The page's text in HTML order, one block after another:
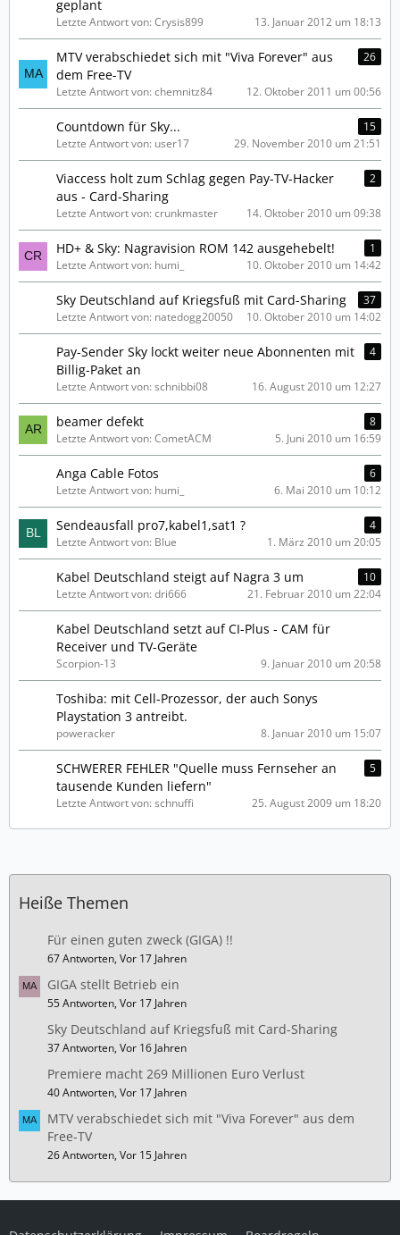
geplant
Letzte Antwort von: Crysis899 13. Januar 2012 um 18:13
MTV verabschiedet sich mit "Viva Forever" aus
dem Free-TV
26
Letzte Antwort von: chemnitz84 12. Oktober 2011 um 00:56
Countdown für Sky...
15
Letzte Antwort von: user17
29. November 2010 um 21:51
Viaccess holt zum Schlag gegen Pay-TV-Hacker
aus - Card-Sharing
2
Letzte Antwort von: crunkmaster 14. Oktober 2010 um 09:38
HD+ & Sky: Nagravision ROM 142 ausgehebelt!
1
Letzte Antwort von: humi_
10. Oktober 2010 um 14:42
Sky Deutschland auf Kriegsfuß mit Card-Sharing
37
Letzte Antwort von: natedogg20050
10. Oktober 2010 um 14:02
Pay-Sender Sky lockt weiter neue Abonnenten mit
Billig-Paket an
4
Letzte Antwort von: schnibbi08 16. August 2010 um 12:27
beamer defekt
8
Letzte Antwort von: CometACM
5. Juni 2010 um 16:59
Anga Cable Fotos
6
Letzte Antwort von: humi_
6. Mai 2010 um 10:12
Sendeausfall pro7,kabel1,sat1 ?
4
Letzte Antwort von: Blue
1. März 2010 um 20:05
Kabel Deutschland steigt auf Nagra 3 um
10
Letzte Antwort von: dri666
21. Februar 2010 um 22:04
Kabel Deutschland setzt auf CI-Plus - CAM für
Receiver und TV-Geräte
Scorpion-13 9. Januar 2010 um 20:58
Toshiba: mit Cell-Prozessor, der auch Sonys
Playstation 3 antreibt.
poweracker 8. Januar 2010 um 15:07
SCHWERER FEHLER "Quelle muss Fernseher an
tausende Kunden liefern"
5
Letzte Antwort von: schnuffi 25. August 2009 um 18:20
Heiße Themen
Für einen guten zweck (GIGA) !!
67 Antworten, Vor 17 Jahren
GIGA stellt Betrieb ein
55 Antworten, Vor 17 Jahren
Sky Deutschland auf Kriegsfuß mit Card-Sharing
37 Antworten, Vor 16 Jahren
Premiere macht 269 Millionen Euro Verlust
40 Antworten, Vor 17 Jahren
MTV verabschiedet sich mit "Viva Forever" aus dem
Free-TV
26 Antworten, Vor 15 Jahren